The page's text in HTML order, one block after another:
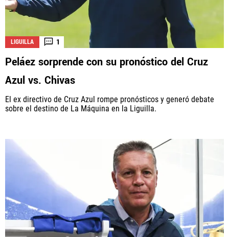
LIGUILLA 1
Peláez sorprende con su pronóstico del Cruz
Azul vs. Chivas
El ex directivo de Cruz Azul rompe pronósticos y generó debate
sobre el destino de La Máquina en la Liguilla.